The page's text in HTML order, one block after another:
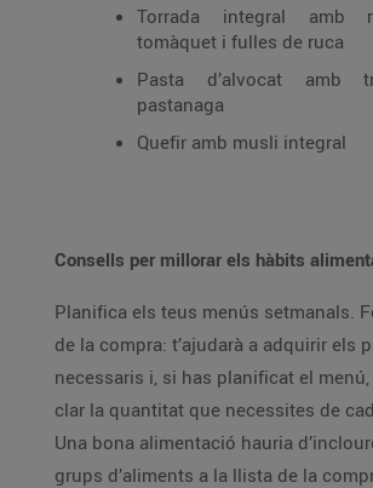
Torrada integral amb
tomàquet i fulles de ruca
Pasta d’alvocat amb
pastanaga
Quefir amb musli integral
Consells per millorar els hàbits
Planifica els teus menús setmanals.
de la compra: t’ajudarà a adquirir els
necessaris i, si has planificat el
clar la quantitat que necessites de
Una bona alimentació hauria
grups d’aliments a la llista de la